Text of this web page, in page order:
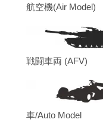
航空機(Air Model)
戦闘車両 (AFV)
車/Auto Model